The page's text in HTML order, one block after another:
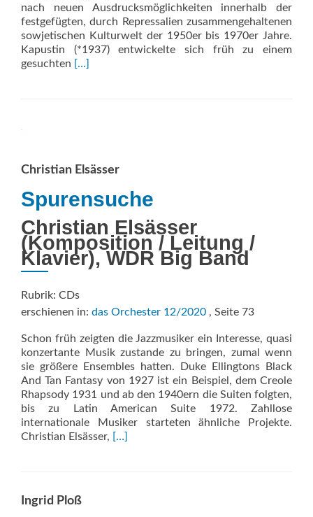
nach neuen Ausdrucksmöglichkeiten innerhalb der
festgefügten, durch Repressalien zusammengehaltenen
sowjetischen Kulturwelt der 1950er bis 1970er Jahre.
Kapustin (*1937) entwickelte sich früh zu einem
gesuchten Read
[…]
Christian Elsässer
Spurensuche
Christian Elsässer
(Komposition / Leitung /
Klavier), WDR Big Band
Rubrik: CDs
erschienen in: das Orchester 12/2020 , Seite 73
Schon früh zeigten die Jazzmusiker ein Interesse, quasi
konzertante Musik zustande zu bringen, zumal wenn
sie größere Ensembles hatten. Duke Ellingtons Black
And Tan Fantasy von 1927 ist ein Beispiel, dem Creole
Rhapsody 1931 und ab den 1940ern die Suiten folgten,
bis zu Latin American Suite 1972. Zahllose
internationale Musiker starteten ähnliche Projekte.
Christian Elsässer, Read
[…]
Ingrid Ploß